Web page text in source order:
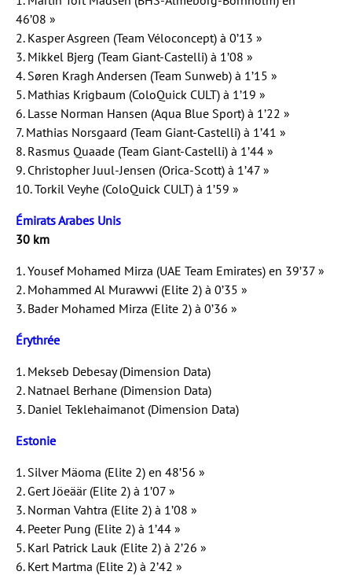
46’08 »
2. Kasper Asgreen (Team Véloconcept) à 0’13 »
3. Mikkel Bjerg (Team Giant-Castelli) à 1’08 »
4. Søren Kragh Andersen (Team Sunweb) à 1’15 »
5. Mathias Krigbaum (ColoQuick CULT) à 1’19 »
6. Lasse Norman Hansen (Aqua Blue Sport) à 1’22 »
7. Mathias Norsgaard (Team Giant-Castelli) à 1’41 »
8. Rasmus Quaade (Team Giant-Castelli) à 1’44 »
9. Christopher Juul-Jensen (Orica-Scott) à 1’47 »
10. Torkil Veyhe (ColoQuick CULT) à 1’59 »
Émirats Arabes Unis
30 km
1. Yousef Mohamed Mirza (UAE Team Emirates) en 39’37 »
2. Mohammed Al Murawwi (Elite 2) à 0’35 »
3. Bader Mohamed Mirza (Elite 2) à 0’36 »
Érythrée
1. Mekseb Debesay (Dimension Data)
2. Natnael Berhane (Dimension Data)
3. Daniel Teklehaimanot (Dimension Data)
Estonie
1. Silver Mäoma (Elite 2) en 48’56 »
2. Gert Jöeäär (Elite 2) à 1’07 »
3. Norman Vahtra (Elite 2) à 1’08 »
4. Peeter Pung (Elite 2) à 1’44 »
5. Karl Patrick Lauk (Elite 2) à 2’26 »
6. Kert Martma (Elite 2) à 2’42 »